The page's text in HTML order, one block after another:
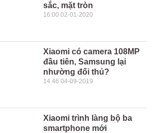
sắc, mặt tròn
16:00 02-01-2020
Xiaomi có camera 108MP
đầu tiên, Samsung lại
nhường đối thủ?
14:46 04-09-2019
Xiaomi trình làng bộ ba
smartphone mới